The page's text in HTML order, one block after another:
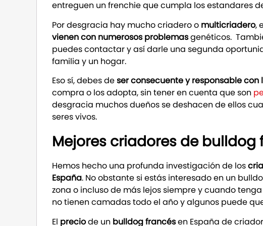
entreguen un frenchie que cumpla los estandares
Por desgracia hay mucho criadero o multicriadero,
vienen con numerosos problemasgenéticos.
puedes contactar y así darle una segunda
familia y un hogar.
Eso sí, debes deser consecuente y responsable con
compra o los adopta, sin tener en cuenta que son
desgracia muchos dueños se deshacen de ellos
seres vivos.
Mejores criadores de bulldog
Hemos hecho una profunda investigación de los
España. No obstante si estás interesado en un
zona o incluso de más lejos siempre y cuando tenga
no tienen camadas todo el año y algunos puede
El preciode un bulldog francésen España de